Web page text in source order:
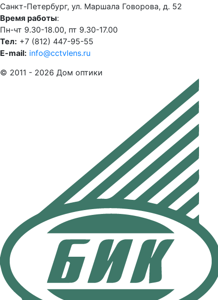
Санкт-Петербург, ул. Маршала Говорова, д. 52
Время работы:
Пн-чт 9.30-18.00, пт 9.30-17.00
Тел: +7 (812) 447-95-55
E-mail: info@cctvlens.ru
© 2011 - 2026 Дом оптики